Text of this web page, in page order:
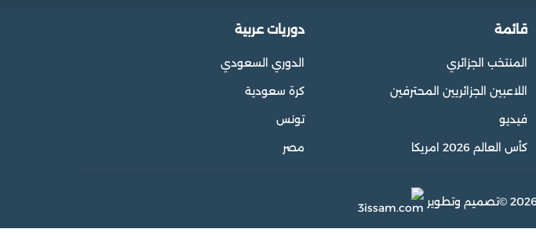
قائمة
المنتخب الجزائري
اللاعبين الجزائريين المحترفين
فيديو
كأس العالم 2026 امريكا
دوريات عربية
الدوري السعودي
كرة سعودية
تونس
مصر
تصميم وتطوير